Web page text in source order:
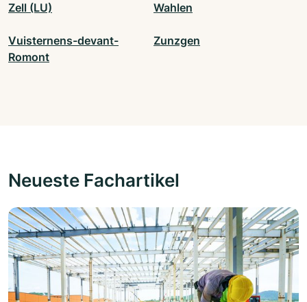
Zell (LU) Wahlen
Vuisternens-devant-
Romont
Zunzgen
Neueste Fachartikel